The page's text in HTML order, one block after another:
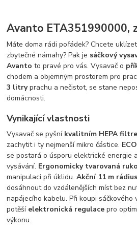
Avanto ETA351990000,
Máte doma rádi pořádek? Chcete
zbytečné námahy? Pak je sáčkový
Avantoto pravé pro vás. Vysavač o
chodem a objemným prostorem pro
3 litryprachu a nečistot, se stane
domácnosti.
Vynikající vlastnosti
Vysavač se pyšní kvalitním HEPA
zachytit i ty nejmenší mikro částice.
se postará o úsporu elektrické energie
vysávání. Ergonomicky tvarovaná
manipulaci při úklidu.Akční 11 m rádius
dosáhnout do vzdálenějších míst bez
napájecího kabelu. Při koupi sáčkového
potěší elektronická regulace pro
výkonu.